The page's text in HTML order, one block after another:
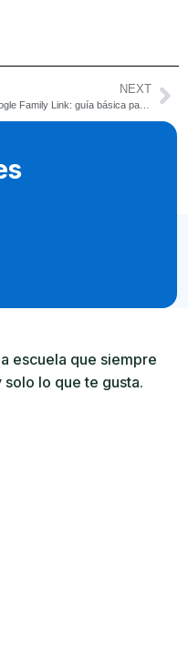
NEXT
Google Family Link: guía básica para padres
escuela que siempre
lo que te gusta.